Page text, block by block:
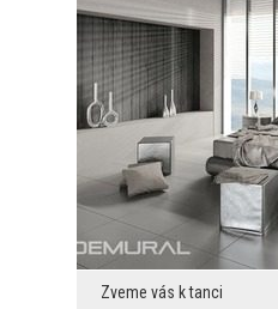
Zveme vás k tanci